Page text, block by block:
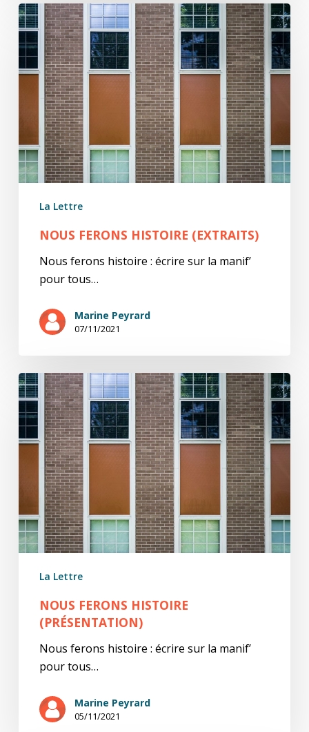
Nous
ferons
histoire
(extraits)
La Lettre
NOUS FERONS HISTOIRE (EXTRAITS)
Nous ferons histoire : écrire sur la manif’
pour tous…
Marine Peyrard
07/11/2021
Nous
ferons
histoire
(présentation)
La Lettre
NOUS FERONS HISTOIRE
(PRÉSENTATION)
Nous ferons histoire : écrire sur la manif’
pour tous…
Marine Peyrard
05/11/2021